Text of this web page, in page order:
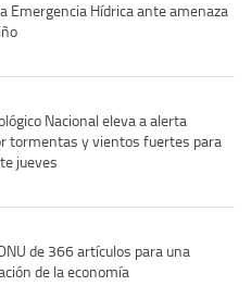
Emergencia Hídrica ante amenaza
Nacional eleva a alerta
tormentas y vientos fuertes para
jueves
de 366 artículos para una
de la economía